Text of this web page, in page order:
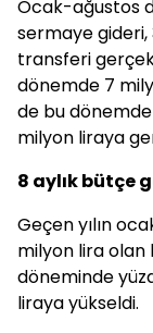
Ocak-ağustos
sermaye
transferi
dönemde 7
de bu
milyon liraya
8 aylık bütçe
Geçen yılın
milyon lira olan
döneminde
liraya yükseldi.